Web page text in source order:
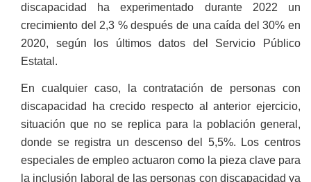
discapacidad ha experimentado durante 2022 un
crecimiento del 2,3 % después de una caída del 30% en
2020, según los últimos datos del Servicio Público
Estatal.
En cualquier caso, la contratación de personas con
discapacidad ha crecido respecto al anterior ejercicio,
situación que no se replica para la población general,
donde se registra un descenso del 5,5%. Los centros
especiales de empleo actuaron como la pieza clave para
la inclusión laboral de las personas con discapacidad ya